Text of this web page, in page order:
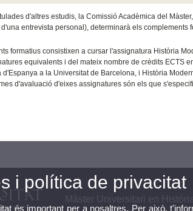
d'altres estudis, la Comissió Acadèmica del
entrevista personal), determinarà els complements
formatius consistixen a cursar l'assignatura Història
equivalents i del mateix nombre de crèdits ECTS
d'Espanya a la Universitat de Barcelona, i Història
d'avaluació d'eixes assignatures són els que
Màster Universitari en
i política de privacitat
és important per a nosaltres. Per això,